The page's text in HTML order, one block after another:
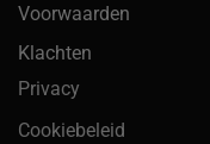
Voorwaarden
Klachten
Privacy
Cookiebeleid